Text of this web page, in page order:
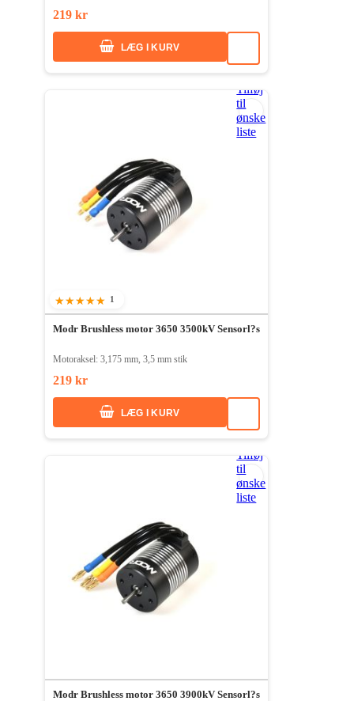
219 kr
LÆG I KURV
Tilføj
til
ønske
liste
100%
1
Modr Brushless motor 3650 3500kV Sensorl?s
Motoraksel: 3,175 mm, 3,5 mm stik
219 kr
LÆG I KURV
Tilføj
til
ønske
liste
Modr Brushless motor 3650 3900kV Sensorl?s